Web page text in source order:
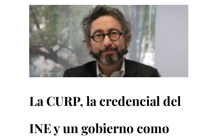
La CURP, la credencial del
INE y un gobierno como